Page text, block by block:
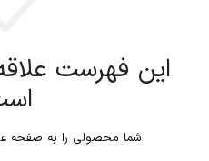
این فهرست
شما محصولی را به صفحه